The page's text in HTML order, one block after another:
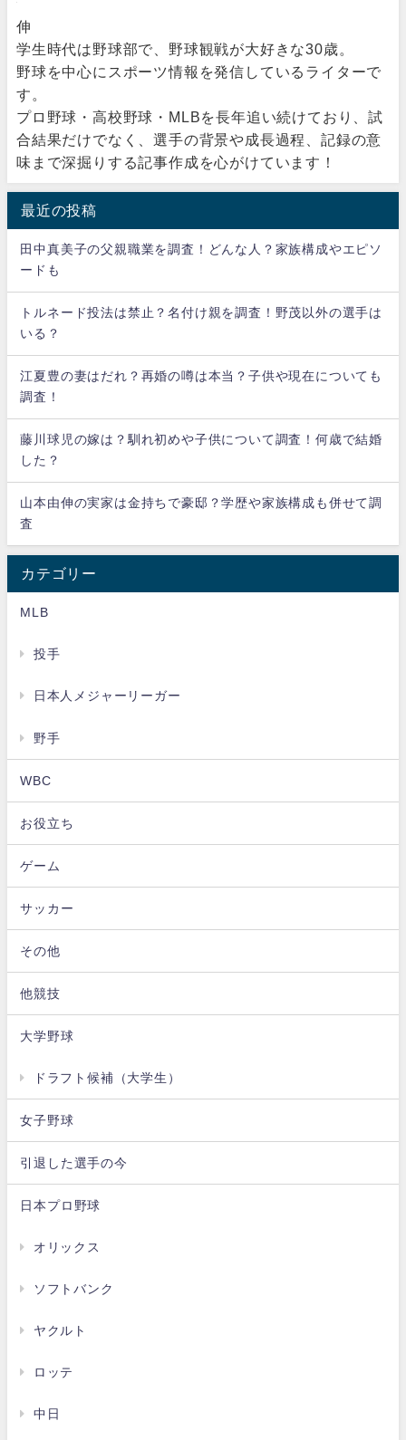
伸
学生時代は野球部で、野球観戦が大好きな30歳。
野球を中心にスポーツ情報を発信しているライターで
す。
プロ野球・高校野球・MLBを長年追い続けており、試
合結果だけでなく、選手の背景や成長過程、記録の意
味まで深掘りする記事作成を心がけています！
最近の投稿
田中真美子の父親職業を調査！どんな人？家族構成やエピソ
ードも
トルネード投法は禁止？名付け親を調査！野茂以外の選手は
いる？
江夏豊の妻はだれ？再婚の噂は本当？子供や現在についても
調査！
藤川球児の嫁は？馴れ初めや子供について調査！何歳で結婚
した？
山本由伸の実家は金持ちで豪邸？学歴や家族構成も併せて調
査
カテゴリー
MLB
投手
日本人メジャーリーガー
野手
WBC
お役立ち
ゲーム
サッカー
その他
他競技
大学野球
ドラフト候補（大学生）
女子野球
引退した選手の今
日本プロ野球
オリックス
ソフトバンク
ヤクルト
ロッテ
中日